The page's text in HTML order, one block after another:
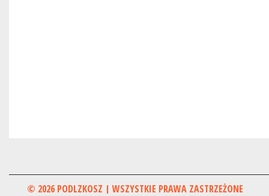
© 2026 PODLZKOSZ | WSZYSTKIE PRAWA ZASTRZEŻONE